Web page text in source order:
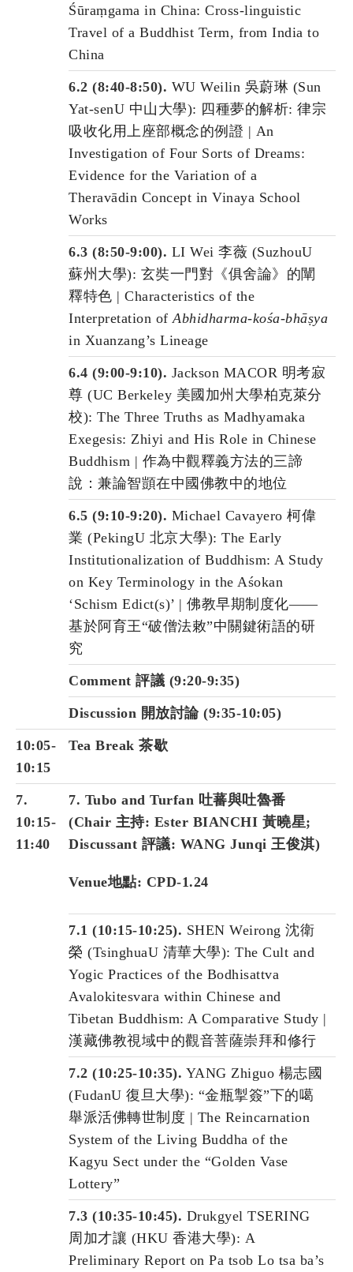
Śūraṃgama in China: Cross-linguistic
Travel of a Buddhist Term, from India to
China
6.2 (8:40-8:50). WU Weilin 吳蔚琳 (Sun
Yat-senU 中山大學): 四種夢的解析: 律宗
吸收化用上座部概念的例證 | An
Investigation of Four Sorts of Dreams:
Evidence for the Variation of a
Theravādin Concept in Vinaya School
Works
6.3 (8:50-9:00). LI Wei 李薇 (SuzhouU
蘇州大學): 玄奘一門對《俱舍論》的闡
釋特色 | Characteristics of the
Interpretation ofAbhidharma-kośa-bhāṣya
in Xuanzang’s Lineage
6.4 (9:00-9:10). Jackson MACOR 明考寂
尊 (UC Berkeley 美國加州大學柏克萊分
校): The Three Truths as Madhyamaka
Exegesis: Zhiyi and His Role in Chinese
Buddhism | 作為中觀釋義方法的三諦
說：兼論智顗在中國佛教中的地位
6.5 (9:10-9:20). Michael Cavayero 柯偉
業 (PekingU 北京大學): The Early
Institutionalization of Buddhism: A Study
on Key Terminology in the Aśokan
‘Schism Edict(s)’ | 佛教早期制度化——
基於阿育王“破僧法敕”中關鍵術語的研
究
Comment 評議 (9:20-9:35)
Discussion 開放討論 (9:35-10:05)
10:05-
10:15
Tea Break 茶歇
7.
10:15-
11:40
7. Tubo and Turfan 吐蕃與吐魯番
(Chair 主持: Ester BIANCHI 黃曉星;
Discussant 評議: WANG Junqi 王俊淇)
Venue地點: CPD-1.24
7.1 (10:15-10:25). SHEN Weirong 沈衛
榮 (TsinghuaU 清華大學): The Cult and
Yogic Practices of the Bodhisattva
Avalokitesvara within Chinese and
Tibetan Buddhism: A Comparative Study |
漢藏佛教視域中的觀音菩薩崇拜和修行
7.2 (10:25-10:35). YANG Zhiguo 楊志國
(FudanU 復旦大學): “金瓶掣簽”下的噶
舉派活佛轉世制度 | The Reincarnation
System of the Living Buddha of the
Kagyu Sect under the “Golden Vase
Lottery”
7.3 (10:35-10:45). Drukgyel TSERING
周加才讓 (HKU 香港大學): A
Preliminary Report on Pa tsob Lo tsa ba’s